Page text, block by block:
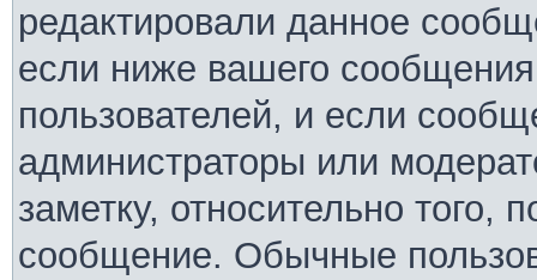
редактировали данное
если ниже вашего
пользователей, и если
администраторы или
заметку, относительно того,
сообщение. Обычные